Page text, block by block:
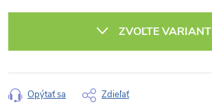
ZVOĽTE VARIANT
Opýtať sa Zdieľať